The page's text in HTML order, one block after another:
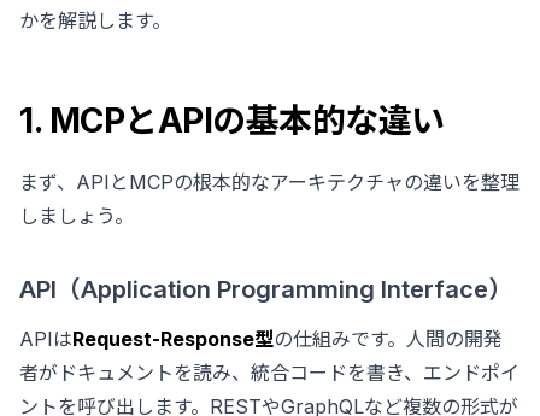
かを解説します。
1. MCPとAPIの基本的な違い
まず、APIとMCPの根本的なアーキテクチャの違いを整理
しましょう。
API（Application Programming Interface）
APIはRequest-Response型の仕組みです。人間の開発
者がドキュメントを読み、統合コードを書き、エンドポイ
ントを呼び出します。RESTやGraphQLなど複数の形式が